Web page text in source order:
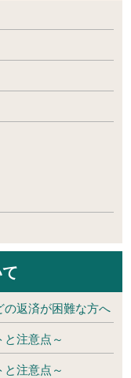
の返済が困難な方へ
注意点～
注意点～